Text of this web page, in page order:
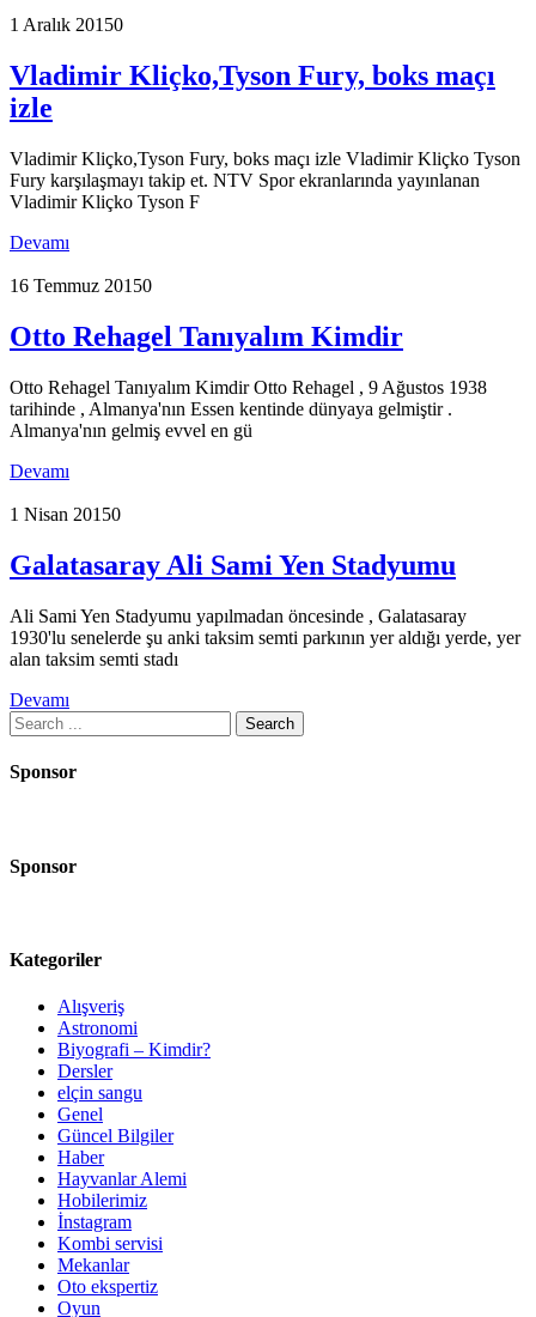
1 Aralık 20150
Vladimir Kliçko,Tyson Fury, boks maçı
izle
Vladimir Kliçko,Tyson Fury, boks maçı izle Vladimir Kliçko Tyson
Fury karşılaşmayı takip et. NTV Spor ekranlarında yayınlanan
Vladimir Kliçko Tyson F
Devamı
16 Temmuz 20150
Otto Rehagel Tanıyalım Kimdir
Otto Rehagel Tanıyalım Kimdir Otto Rehagel , 9 Ağustos 1938
tarihinde , Almanya'nın Essen kentinde dünyaya gelmiştir .
Almanya'nın gelmiş evvel en gü
Devamı
1 Nisan 20150
Galatasaray Ali Sami Yen Stadyumu
Ali Sami Yen Stadyumu yapılmadan öncesinde , Galatasaray
1930'lu senelerde şu anki taksim semti parkının yer aldığı yerde, yer
alan taksim semti stadı
Devamı
Search
for:
Sponsor
Sponsor
Kategoriler
Alışveriş
Astronomi
Biyografi – Kimdir?
Dersler
elçin sangu
Genel
Güncel Bilgiler
Haber
Hayvanlar Alemi
Hobilerimiz
İnstagram
Kombi servisi
Mekanlar
Oto ekspertiz
Oyun